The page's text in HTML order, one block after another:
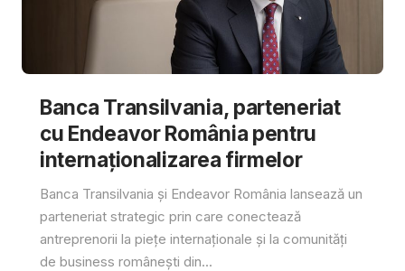
Banca Transilvania, parteneriat
cu Endeavor România pentru
internaționalizarea firmelor
Banca Transilvania și Endeavor România lansează un
parteneriat strategic prin care conectează
antreprenorii la piețe internaționale și la comunități
de business românești din...